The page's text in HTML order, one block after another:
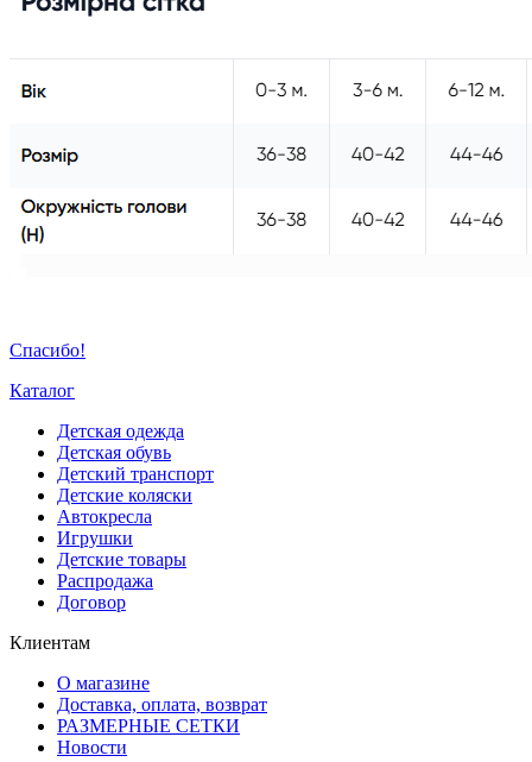
Спасибо!
Каталог
Детская одежда
Детская обувь
Детский транспорт
Детские коляски
Автокресла
Игрушки
Детские товары
Распродажа
Договор
Клиентам
О магазине
Доставка, оплата, возврат
РАЗМЕРНЫЕ СЕТКИ
Новости